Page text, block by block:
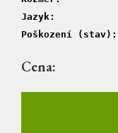
Jazyk:
Poškození (stav):
Cena: